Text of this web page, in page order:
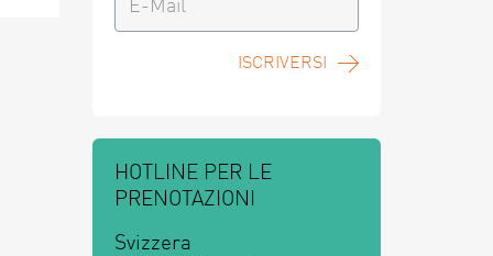
ISCRIVERSI
HOTLINE PER LE
PRENOTAZIONI
Svizzera